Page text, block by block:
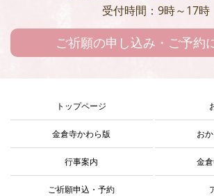
受付時間：9時～17時
ご祈願の申し込み・ご予約
トップページ
金倉寺かわら版 お
行事案内 金
ご祈願申込・予約